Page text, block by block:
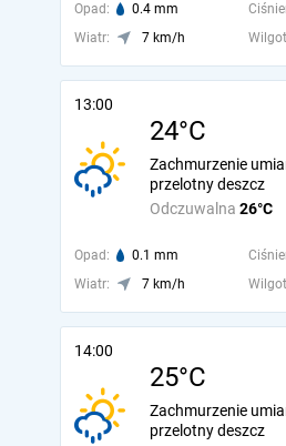
Opad: 0.4 mm
Wiatr:
7 km/h
13:00
24°C
Odczuwalna 26°C
Zachmurzenie
przelotny deszcz
Opad: 0.1 mm
Wiatr:
7 km/h
14:00
25°C
Zachmurzenie
przelotny deszcz